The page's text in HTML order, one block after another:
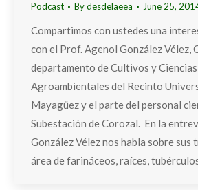
Podcast Bydesdelaeea June 25,
Compartimos con ustedes una
con el Prof. Agenol González Vélez,
departamento de Cultivos y Ciencias
Agroambientales del Recinto
Mayagüez y el parte del personal
Subestación de Corozal. En la
González Vélez nos habla sobre sus
área de farináceos, raíces,